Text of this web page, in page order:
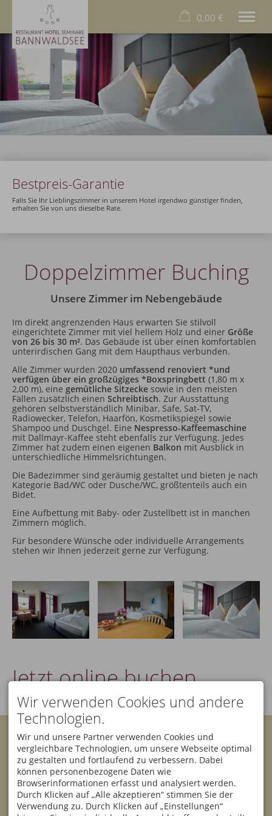
23. bis 30. August
2 Erwachsene
Das Hotel
Wellness
Business
Füssen
0,00 €
Warenkorb ist leer
Bestpreis-Garantie
Falls Sie Ihr Lieblingszimmer in unserem Hotel irgendwo günstiger finden,
erhalten Sie von uns dieselbe Rate.
Doppelzimmer Buching
Unsere Zimmer im Nebengebäude
Im direkt angrenzenden Haus erwarten Sie stilvoll
eingerichtete Zimmer mit viel hellem Holz und einer Größe
von 26 bis 30 m². Das Gebäude ist über einen komfortablen
unterirdischen Gang mit dem Haupthaus verbunden.
Alle Zimmer wurden 2020 umfassend renoviert *und
verfügen über ein großzügiges *Boxspringbett (1,80 m x
2,00 m), eine gemütliche Sitzecke sowie in den meisten
Fällen zusätzlich einen Schreibtisch. Zur Ausstattung
gehören selbstverständlich Minibar, Safe, Sat-TV,
Radiowecker, Telefon, Haarfön, Kosmetikspiegel sowie
Shampoo und Duschgel. Eine Nespresso-Kaffeemaschine
mit Dallmayr-Kaffee steht ebenfalls zur Verfügung. Jedes
Zimmer hat zudem einen eigenen Balkon mit Ausblick in
unterschiedliche Himmelsrichtungen.
Die Badezimmer sind geräumig gestaltet und bieten je nach
Kategorie Bad/WC oder Dusche/WC, größtenteils auch ein
Bidet.
Eine Aufbettung mit Baby- oder Zustellbett ist in manchen
Zimmern möglich.
Für besondere Wünsche oder individuelle Arrangements
stehen wir Ihnen jederzeit gerne zur Verfügung.
Jetzt online buchen ...
Bannwaldsee Hotel GmbH
& Co. KG
Klaus Rehklau
Sesselbahnstraße 10
87642 Halblech
DEUTSCHLAND
Tel.+49 8368 9000
Fax +49 8368 900 150
Facebook Instagram
Newsletter
Wir verwenden Cookies und andere
Technologien.
Wir und unsere Partner verwenden Cookies und
vergleichbare Technologien, um unsere Webseite optimal
zu gestalten und fortlaufend zu verbessern. Dabei
können personenbezogene Daten wie
Browserinformationen erfasst und analysiert werden.
Durch Klicken auf „Alle akzeptieren“ stimmen Sie der
Verwendung zu. Durch Klicken auf „Einstellungen“